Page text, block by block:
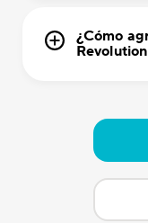
¿Cómo